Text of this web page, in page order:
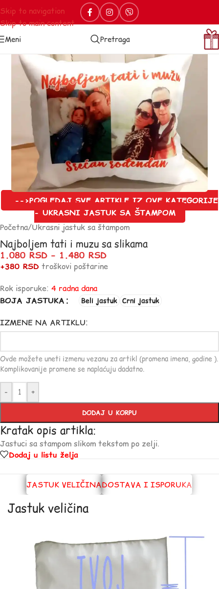
Skip to navigation
Skip to main content
Meni Pretraga
-->POGLEDAJ SVE ARTIKLE IZ OVE KATEGORIJE
- UKRASNI JASTUK SA ŠTAMPOM
Početna/Ukrasni jastuk sa štampom
Najboljem tati i muzu sa slikama
1.080 RSD – 1.480 RSD
+380 RSD troškovi poštarine
Rok isporuke: 4 radna dana
BOJA JASTUKA
Beli jastuk Crni jastuk
IZMENE NA ARTIKLU:
Ovde možete uneti izmenu vezanu za artikl (promena imena, godine ).
Komplikovanije promene se naplaćuju dadatno.
- +
DODAJ U KORPU
Kratak opis artikla:
Jastuci sa stampom slikom tekstom po zelji.
Dodaj u listu želja
JASTUK VELIČINADOSTAVA I ISPORUKA
Jastuk veličina